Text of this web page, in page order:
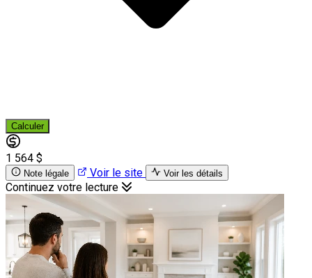
Calculer
1 564 $
Note légale Voir le site Voir les détails
Continuez votre lecture